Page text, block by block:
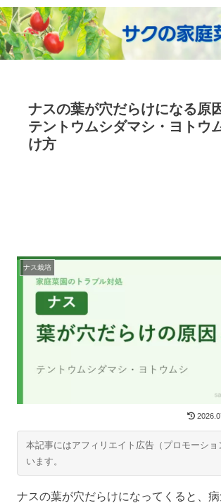
ナスの葉が穴だらけになる原
テントウムシダマシ・ヨトウ
け方
ナス栽培
本記事にはアフィリエイト広告（プロモーショ
います。
ナスの葉が穴だらけになってくると、